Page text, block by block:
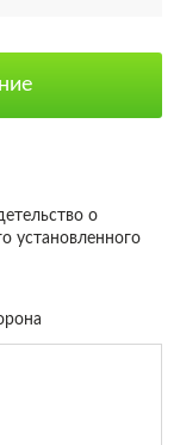
о
установленного